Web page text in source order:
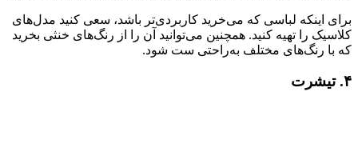
برای اینکه لباسی که می‌خرید کاربردی‌تر باشد، سعی کنید مدل‌های
کلاسیک را تهیه کنید. همچنین می‌توانید آن را از رنگ‌های خنثی بخرید
که با رنگ‌های مختلف به‌راحتی ست شود.
۴. تیشرت